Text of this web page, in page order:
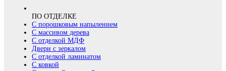
ПО ОТДЕЛКЕ
С порошковым напылением
С массивом дерева
С отделкой МДФ
Двери с зеркалом
С отделкой ламинатом
С ковкой